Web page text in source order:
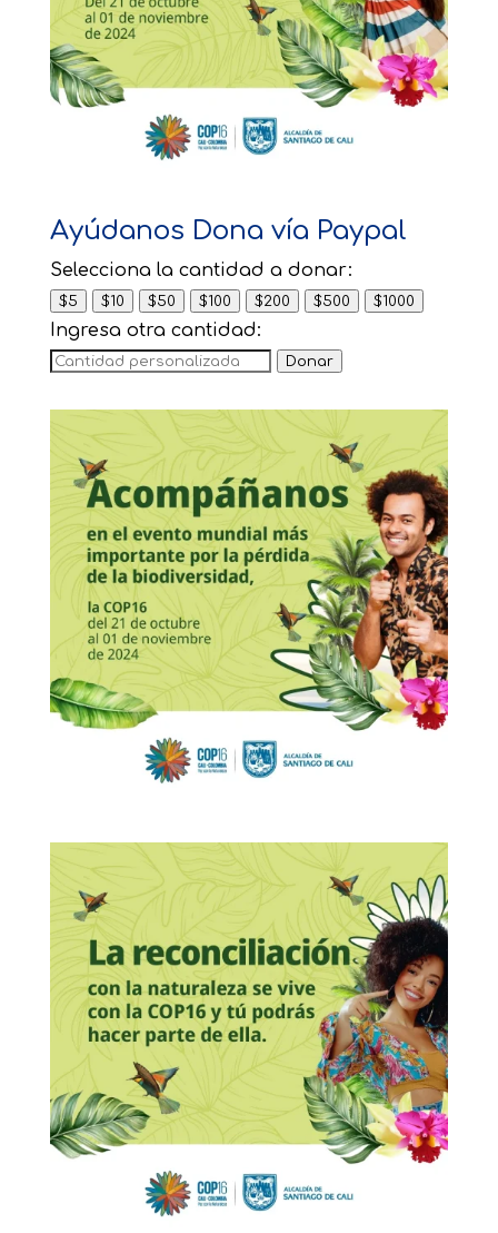
Ayúdanos Dona vía Paypal
Selecciona la cantidad a donar:
$5 $10 $50 $100 $200 $500 $1000
Ingresa otra cantidad:
Donar